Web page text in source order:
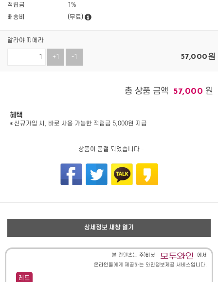
적립금
1%
배송비
(무료)
알라야 띠에라
+1 -1 57,000원
총 상품 금액 57,000 원
혜택
* 신규가입 시, 바로 사용 가능한 적립금 5,000원 지급
- 상품이 품절 되었습니다 -
상세정보 새창 열기
본 컨텐츠는 주)비닛
에서
온라인몰에게 제공하는 와인정보제공 서비스입니다.
레드